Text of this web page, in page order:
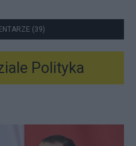
(39)
Polityka